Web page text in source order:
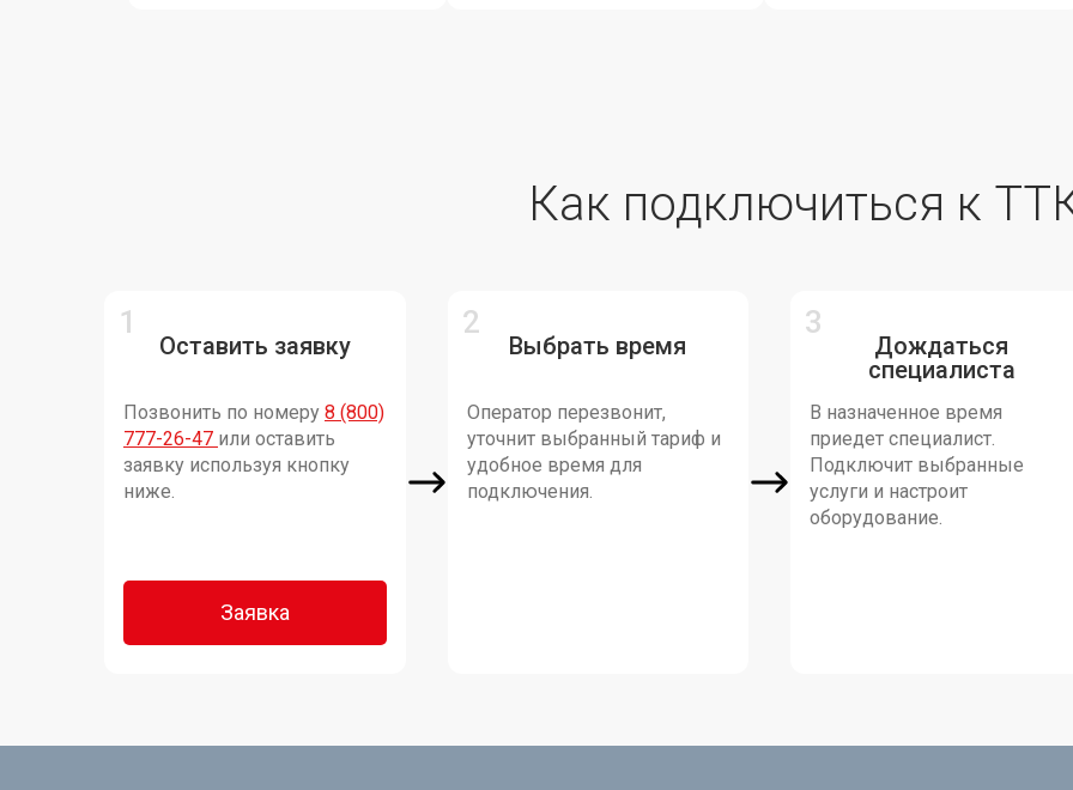
Как подключиться к
Оставить заявку
Позвонить по номеру 8 (800)
777-26-47 или оставить
заявку используя кнопку
ниже.
Заявка
Выбрать время
Оператор перезвонит,
уточнит выбранный тариф и
удобное время для
подключения.
Дождаться
специалиста
В назначенное время
приедет специалист.
Подключит выбранные
услуги и настроит
оборудование.